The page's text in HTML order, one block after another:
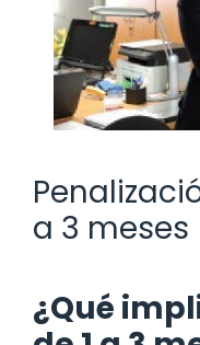
a 3 meses
¿Qué